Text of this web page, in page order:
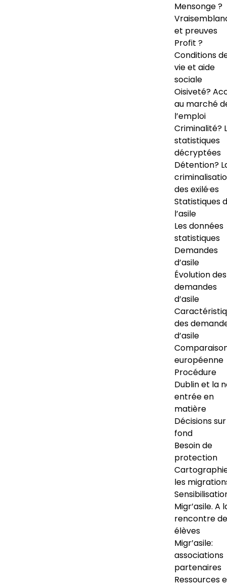
Mensonge ?
et preuves
Profit ?
Conditions
vie et aide
sociale
Oisiveté?
au marché
l’emploi
Criminalité?
statistiques
décryptées
Détention?
des exilé·es
Statistiques
l’asile
Les données
statistiques
Demandes
d’asile
Évolution des
demandes
d’asile
des
d’asile
européenne
Procédure
Dublin et la
entrée en
matière
Décisions
fond
Besoin de
protection
les
Migr’asile. A
rencontre
élèves
Migr’asile:
associations
partenaires
Ressources